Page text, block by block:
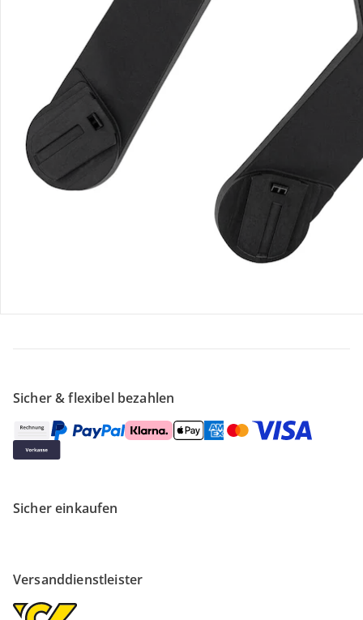
Bestellung & Lieferung
Retoure & Reklamation
Gutscheine & Aktionen
Sicher & flexibel bezahlen
Sicher einkaufen
Versanddienstleister